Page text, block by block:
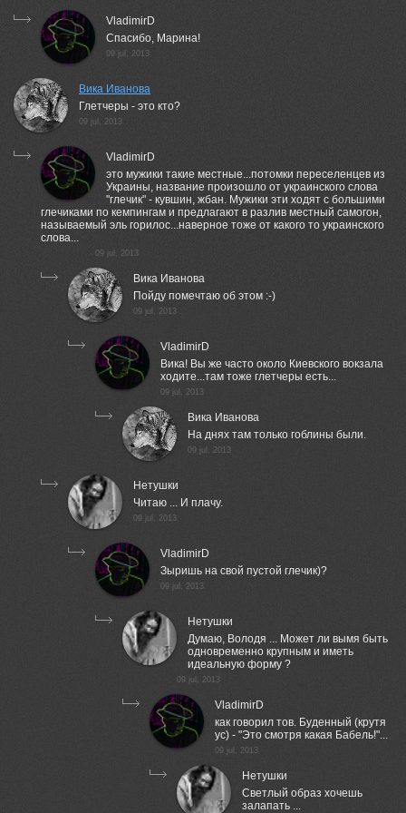
VladimirD
Спасибо, Марина!
09 jul, 2013
Вика Иванова
Глетчеры - это кто?
09 jul, 2013
VladimirD
это мужики такие местные...потомки переселенцев из
Украины, название произошло от украинского слова
"глечик" - кувшин, жбан. Мужики эти ходят с большими
глечиками по кемпингам и предлагают в разлив местный самогон,
называемый эль горилос...наверное тоже от какого то украинского
слова...
09 jul, 2013
Вика Иванова
Пойду помечтаю об этом :-)
09 jul, 2013
VladimirD
Вика! Вы же часто около Киевского вокзала
ходите...там тоже глетчеры есть...
09 jul, 2013
Вика Иванова
На днях там только гоблины были.
09 jul, 2013
Нетушки
Читаю ... И плачу.
09 jul, 2013
VladimirD
Зыришь на свой пустой глечик)?
09 jul, 2013
Нетушки
Думаю, Володя ... Может ли вымя быть
одновременно крупным и иметь
идеальную форму ?
09 jul, 2013
VladimirD
как говорил тов. Буденный (крутя
ус) - "Это смотря какая Бабель!"...
09 jul, 2013
Нетушки
Светлый образ хочешь
залапать ...